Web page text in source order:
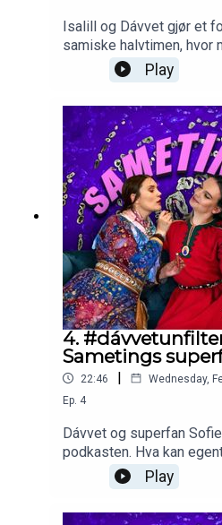
Isalill og Dávvet gjør et
samiske halvtimen, hvor
kommer på en kaffekok,
er noe man må forholde
Play
4.
Sametings
22:46 | Wednesday,
Ep. 4
Dávvet og superfan
podkasten. Hva kan
samisk kultur? Det tester
Play